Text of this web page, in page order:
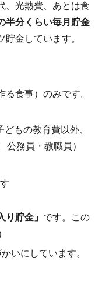
、光熱費、あとは食
半分くらい毎月貯金
金しています。
食事）のみです。
もの教育費以外、
務員・教職員）
貯金」 です。この
いにしています。